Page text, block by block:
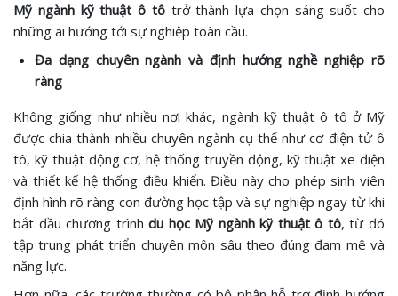
Mỹ ngành kỹ thuật ô tôtrở thành lựa chọn sáng suốt cho
những ai hướng tới sự nghiệp toàn cầu.
Đa dạng chuyên ngành và định hướng nghề nghiệp rõ
ràng
Không giống như nhiều nơi khác, ngành kỹ thuật ô tô ở Mỹ
được chia thành nhiều chuyên ngành cụ thể như cơ điện tử ô
tô, kỹ thuật động cơ, hệ thống truyền động, kỹ thuật xe điện
và thiết kế hệ thống điều khiển. Điều này cho phép sinh viên
định hình rõ ràng con đường học tập và sự nghiệp ngay từ khi
bắt đầu chương trìnhdu học Mỹ ngành kỹ thuật ô tô, từ đó
tập trung phát triển chuyên môn sâu theo đúng đam mê và
năng lực.